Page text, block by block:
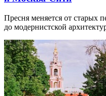
Пресня меняется от старых
до модернистской